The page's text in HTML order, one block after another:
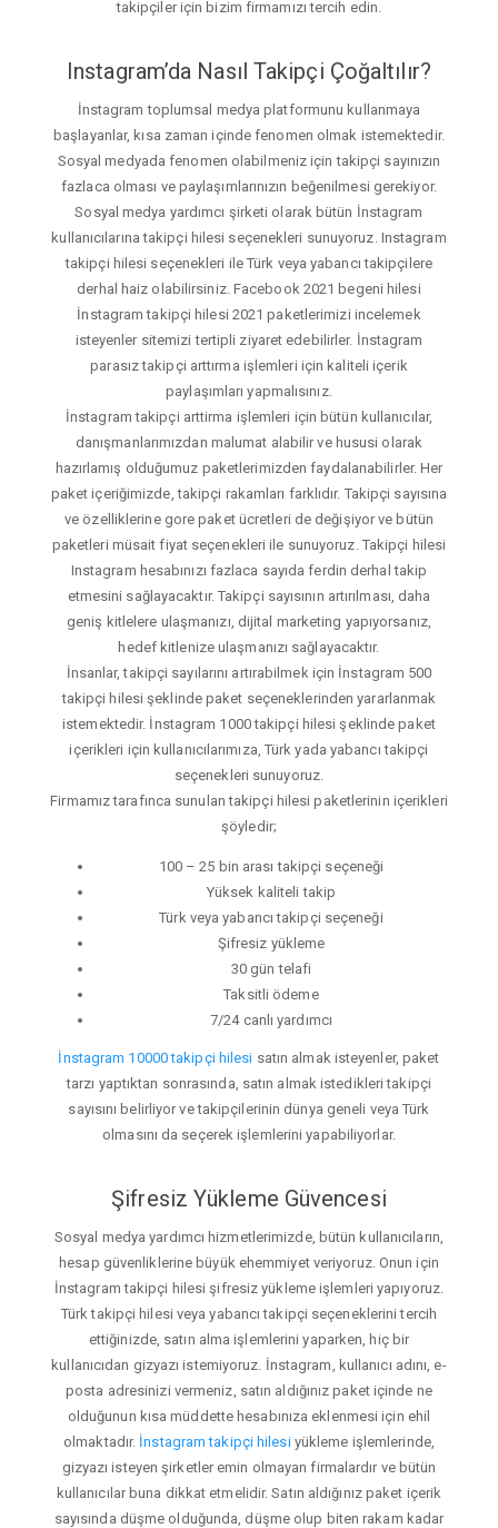
takipçiler için bizim firmamızı tercih edin.
Instagram’da Nasıl Takipçi Çoğaltılır?
İnstagram toplumsal medya platformunu kullanmaya
başlayanlar, kısa zaman içinde fenomen olmak istemektedir.
Sosyal medyada fenomen olabilmeniz için takipçi sayınızın
fazlaca olması ve paylaşımlarınızın beğenilmesi gerekiyor.
Sosyal medya yardımcı şirketi olarak bütün İnstagram
kullanıcılarına takipçi hilesi seçenekleri sunuyoruz. Instagram
takipçi hilesi seçenekleri ile Türk veya yabancı takipçilere
derhal haiz olabilirsiniz. Facebook 2021 begeni hilesi
İnstagram takipçi hilesi 2021 paketlerimizi incelemek
isteyenler sitemizi tertipli ziyaret edebilirler. İnstagram
parasız takipçi arttırma işlemleri için kaliteli içerik
paylaşımları yapmalısınız.
İnstagram takipçi arttirma işlemleri için bütün kullanıcılar,
danışmanlarımızdan malumat alabilir ve hususi olarak
hazırlamış olduğumuz paketlerimizden faydalanabilirler. Her
paket içeriğimizde, takipçi rakamları farklıdır. Takipçi sayısına
ve özelliklerine gore paket ücretleri de değişiyor ve bütün
paketleri müsait fiyat seçenekleri ile sunuyoruz. Takipçi hilesi
Instagram hesabınızı fazlaca sayıda ferdin derhal takip
etmesini sağlayacaktır. Takipçi sayısının artırılması, daha
geniş kitlelere ulaşmanızı, dijital marketing yapıyorsanız,
hedef kitlenize ulaşmanızı sağlayacaktır.
İnsanlar, takipçi sayılarını artırabilmek için İnstagram 500
takipçi hilesi şeklinde paket seçeneklerinden yararlanmak
istemektedir. İnstagram 1000 takipçi hilesi şeklinde paket
içerikleri için kullanıcılarımıza, Türk yada yabancı takipçi
seçenekleri sunuyoruz.
Firmamız tarafınca sunulan takipçi hilesi paketlerinin içerikleri
şöyledir;
100 – 25 bin arası takipçi seçeneği
Yüksek kaliteli takip
Türk veya yabancı takipçi seçeneği
Şifresiz yükleme
30 gün telafi
Taksitli ödeme
7/24 canlı yardımcı
İnstagram 10000 takipçi hilesi satın almak isteyenler, paket
tarzı yaptıktan sonrasında, satın almak istedikleri takipçi
sayısını belirliyor ve takipçilerinin dünya geneli veya Türk
olmasını da seçerek işlemlerini yapabiliyorlar.
Şifresiz Yükleme Güvencesi
Sosyal medya yardımcı hizmetlerimizde, bütün kullanıcıların,
hesap güvenliklerine büyük ehemmiyet veriyoruz. Onun için
İnstagram takipçi hilesi şifresiz yükleme işlemleri yapıyoruz.
Türk takipçi hilesi veya yabancı takipçi seçeneklerini tercih
ettiğinizde, satın alma işlemlerini yaparken, hiç bir
kullanıcıdan gizyazı istemiyoruz. İnstagram, kullanıcı adını, e-
posta adresinizi vermeniz, satın aldığınız paket içinde ne
olduğunun kısa müddette hesabınıza eklenmesi için ehil
olmaktadır. İnstagram takipçi hilesiyükleme işlemlerinde,
gizyazı isteyen şirketler emin olmayan firmalardır ve bütün
kullanıcılar buna dikkat etmelidir. Satın aldığınız paket içerik
sayısında düşme olduğunda, düşme olup biten rakam kadar